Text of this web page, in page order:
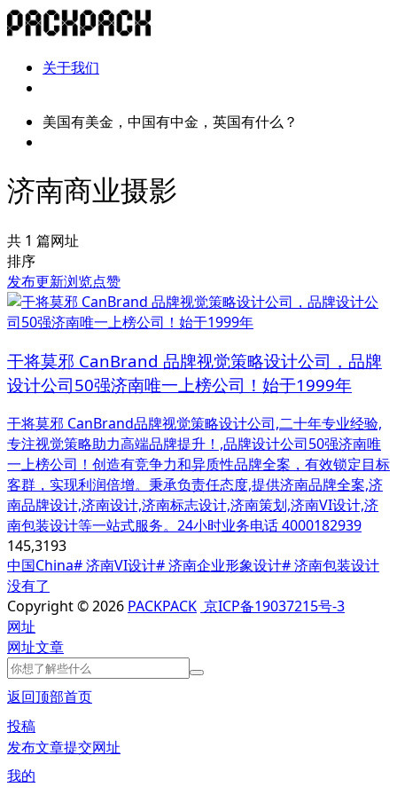
关于我们
美国有美金，中国有中金，英国有什么？
济南商业摄影
共 1 篇网址
排序
发布更新浏览点赞
干将莫邪 CanBrand 品牌视觉策略设计公司，品牌
设计公司50强济南唯一上榜公司！始于1999年
干将莫邪 CanBrand品牌视觉策略设计公司,二十年专业经验,
专注视觉策略助力高端品牌提升！,品牌设计公司50强济南唯
一上榜公司！创造有竞争力和异质性品牌全案，有效锁定目标
客群，实现利润倍增。秉承负责任态度,提供济南品牌全案,济
南品牌设计,济南设计,济南标志设计,济南策划,济南VI设计,济
南包装设计等一站式服务。24小时业务电话 4000182939
145,3193
中国China# 济南VI设计# 济南企业形象设计# 济南包装设计
没有了
Copyright © 2026 PACKPACK 京ICP备19037215号-3
网址
网址文章
返回顶部首页
投稿
发布文章提交网址
我的